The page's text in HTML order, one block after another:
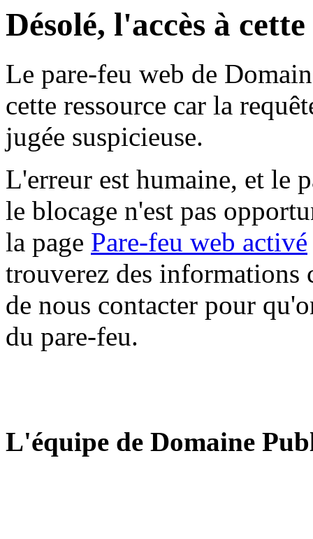
Désolé, l'accès à
Le pare-feu web de
cette ressource car la
jugée suspicieuse.
L'erreur est humaine, et le
le blocage n'est pas
la page Pare-feu web activé
trouverez des informations
de nous contacter pour
du pare-feu.
L'équipe de Domaine